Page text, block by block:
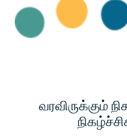
வரவிருக்கும்